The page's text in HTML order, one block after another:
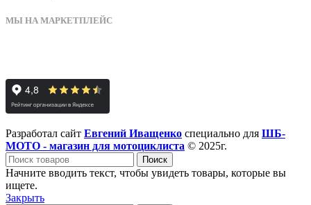
МЫ НА МАРКЕТПЛЕЙС
Разработал сайт Евгений Иващенко специально для ШБ-
МОТО - магазин для мотоциклиста © 2025г.
Поиск
Начните вводить текст, чтобы увидеть товары, которые вы
ищете.
Закрыть